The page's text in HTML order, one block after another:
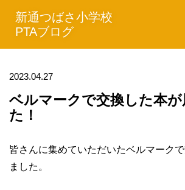
新通つばさ小学校
PTAブログ
2023.04.27
ベルマークで交換した本が
た！
皆さんに集めていただいたベルマーク
ました。